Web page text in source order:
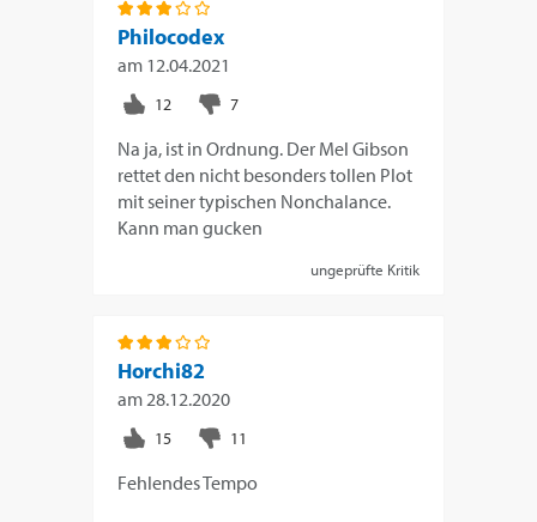
Philocodex
am 12.04.2021
Na ja, ist in Ordnung. Der Mel Gibson
rettet den nicht besonders tollen Plot
mit seiner typischen Nonchalance.
Kann man gucken
ungeprüfte Kritik
Horchi82
am28.12.2020
Fehlendes Tempo